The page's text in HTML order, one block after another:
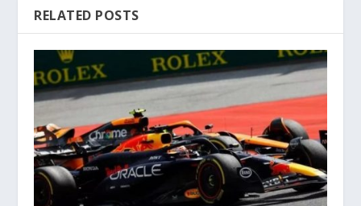
RELATED POSTS